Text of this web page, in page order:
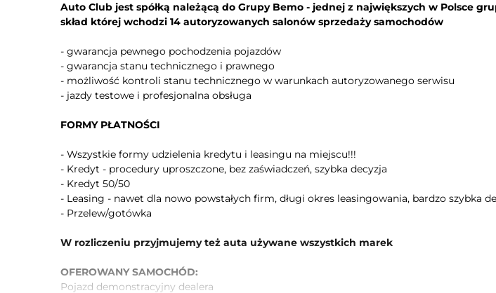
Lusterka boczne ustawiane elektrycznie
Podgrzewane lusterka boczne
Lusterka boczne składane elektrycznie
Asystent (czujnik) martwego pola
Lane assist - kontrola zmiany pasa ruchu
Ogranicznik prędkości
Asystent pokonywania zakrętów
Kontrola trakcji
System rozpoznawania znaków drogowych
Światła do jazdy dziennej
Światła do jazdy dziennej diodowe
Lampy przeciwmgielne
Lampy przeciwmgielne w
Oświetlenie drogi do domu
System Start/Stop
Elektroniczna kontrola ciśnienia w
Zawieszenie komfortowe
ABS
Auto Club jest spółką należącą do Grupy Bemo - jednej z największych w Polsce
skład której wchodzi 14 autoryzowanych salonów sprzedaży samochodów
- gwarancja pewnego pochodzenia pojazdów
- gwarancja stanu technicznego i prawnego
- możliwość kontroli stanu technicznego w warunkach autoryzowanego serwisu
- jazdy testowe i profesjonalna obsługa
FORMY PŁATNOŚCI
- Wszystkie formy udzielenia kredytu i leasingu na miejscu!!!
- Kredyt - procedury uproszczone, bez zaświadczeń, szybka decyzja
- Kredyt 50/50
- Leasing - nawet dla nowo powstałych firm, długi okres leasingowania, bardzo szybka
- Przelew/gotówka
W rozliczeniu przyjmujemy też auta używane wszystkich marek
OFEROWANY SAMOCHÓD:
Pojazd demonstracyjny dealera